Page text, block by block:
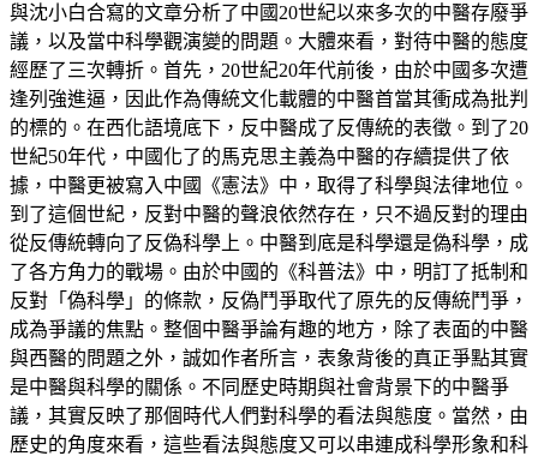
與沈小白合寫的文章分析了中國20世紀以來多次的中醫存廢爭
議，以及當中科學觀演變的問題。大體來看，對待中醫的態度
經歷了三次轉折。首先，20世紀20年代前後，由於中國多次遭
逢列強進逼，因此作為傳統文化載體的中醫首當其衝成為批判
的標的。在西化語境底下，反中醫成了反傳統的表徵。到了20
世紀50年代，中國化了的馬克思主義為中醫的存續提供了依
據，中醫更被寫入中國《憲法》中，取得了科學與法律地位。
到了這個世紀，反對中醫的聲浪依然存在，只不過反對的理由
從反傳統轉向了反偽科學上。中醫到底是科學還是偽科學，成
了各方角力的戰場。由於中國的《科普法》中，明訂了抵制和
反對「偽科學」的條款，反偽鬥爭取代了原先的反傳統鬥爭，
成為爭議的焦點。整個中醫爭論有趣的地方，除了表面的中醫
與西醫的問題之外，誠如作者所言，表象背後的真正爭點其實
是中醫與科學的關係。不同歷史時期與社會背景下的中醫爭
議，其實反映了那個時代人們對科學的看法與態度。當然，由
歷史的角度來看，這些看法與態度又可以串連成科學形象和科